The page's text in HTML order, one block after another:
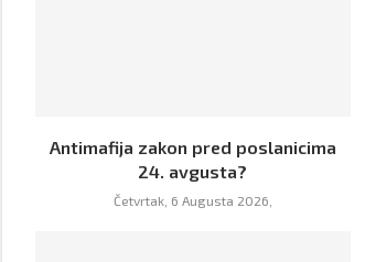
Antimafija zakon pred poslanicima
24. avgusta?
Četvrtak, 6 Augusta 2026,